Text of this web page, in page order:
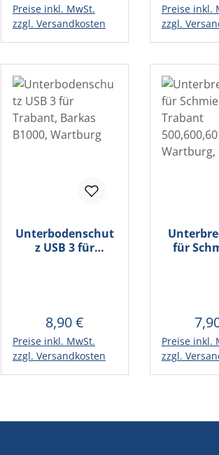
Preise inkl. MwSt.
zzgl. Versandkosten
In den Warenkorb
Preise inkl.
zzgl.In den
Unterbodenschut
z USB 3 für
Regulärer Preis:
8,90 €
Preise inkl. MwSt.
zzgl. Versandkosten
In den Warenkorb
für
Preise inkl.
zzgl.In den